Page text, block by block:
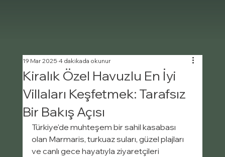
Kiralık Özel Havuzlu En İyi
Villaları Keşfetmek: Tarafsız
Bir Bakış Açısı
19 Mar 2025 4 dakikada okunur
Türkiye'de muhteşem bir sahil kasabası
olan Marmaris, turkuaz suları, güzel plajları
ve canlı gece hayatıyla ziyaretçileri